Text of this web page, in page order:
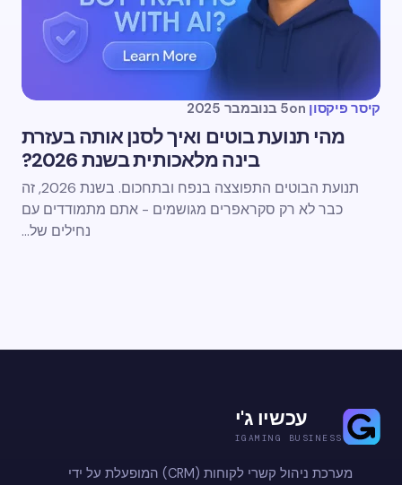
קיסר פיקסון on5 בנובמבר 2025
מהי תנועת בוטים ואיך לסנן אותה בעזרת
בינה מלאכותית בשנת 2026?
תנועת הבוטים התפוצצה בנפח ובתחכום. בשנת 2026, זה
כבר לא רק סקראפרים מגושמים - אתם מתמודדים עם
נחילים של...
עכשיו ג'י
IGAMING BUSINESS
מערכת ניהול קשרי לקוחות (CRM) המופעלת על ידי